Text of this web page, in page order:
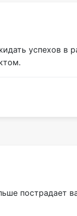
успехов в
пострадает